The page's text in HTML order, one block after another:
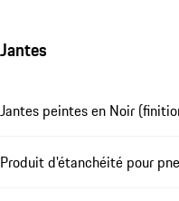
Jantes
Jantes peintes en Noir
Produit d'étanchéité pour